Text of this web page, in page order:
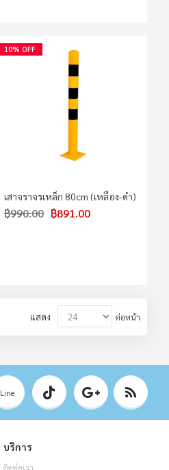
10% OFF
เสาจราจรเหล็ก 80cm (เหลือง-ดำ)
฿891.00
฿990.00
แสดง ต่อหน้า
Line
บริการ
ติดต่อเรา